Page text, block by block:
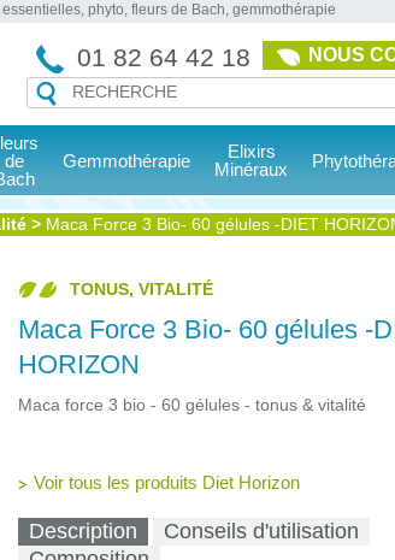
phyto, fleurs de Bach, gemmothérapie
01 82 64 42 18 NOUS
de
Gemmothérapie
Elixirs
Minéraux
> Maca Force 3 Bio- 60 gélules -DIET
TONUS, VITALITÉ
Maca Force 3 Bio- 60 gélules -
HORIZON
Maca force 3 bio - 60 gélules - tonus & vitalité
Voir tous les produits Diet Horizon
Description
Conseils d'utilisation